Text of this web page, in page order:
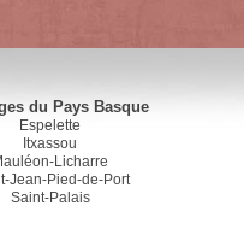
du Pays Basque
Espelette
Itxassou
Licharre
Jean-Pied-de-Port
Saint-Palais